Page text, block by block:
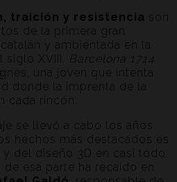
traición y resistencia son
de la primera gran
y ambientada en la
siglo XVIII. Barcelona 1714
una joven que intenta
donde la imprenta de la
cada rincón.
se llevó a cabo los años
hechos más destacados es
del diseño 3D en casi todo
esa parte ha recaído en